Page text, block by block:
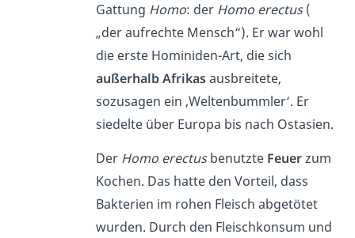
Gattung Homo: der Homo erectus(
„der aufrechte Mensch“). Er war wohl
die erste Hominiden-Art, die sich
außerhalb Afrikasausbreitete,
sozusagen ein ‚Weltenbummler‘. Er
siedelte über Europa bis nach Ostasien.
Der Homo erectusbenutzte Feuerzum
Kochen. Das hatte den Vorteil, dass
Bakterien im rohen Fleisch abgetötet
wurden. Durch den Fleischkonsum und